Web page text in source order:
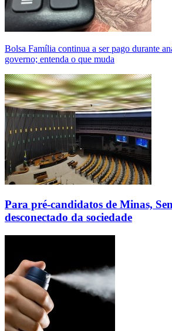
Bolsa Família continua a ser pago durante
governo; entenda o que muda
Para pré-candidatos de Minas,
desconectado da sociedade